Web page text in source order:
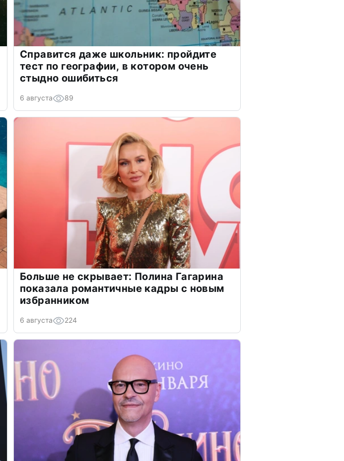
Справится даже школьник: пройдите
тест по географии, в котором очень
стыдно ошибиться
6 августа 89
Больше не скрывает: Полина Гагарина
показала романтичные кадры с новым
избранником
6 августа 224